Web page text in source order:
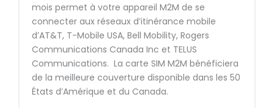
mois permet à votre appareil M2M de se
connecter aux réseaux d’itinérance mobile
d’AT&T, T-Mobile USA, Bell Mobility, Rogers
Communications Canada Inc et TELUS
Communications. La carte SIM M2M bénéficiera
de la meilleure couverture disponible dans les 50
États d’Amérique et du Canada.